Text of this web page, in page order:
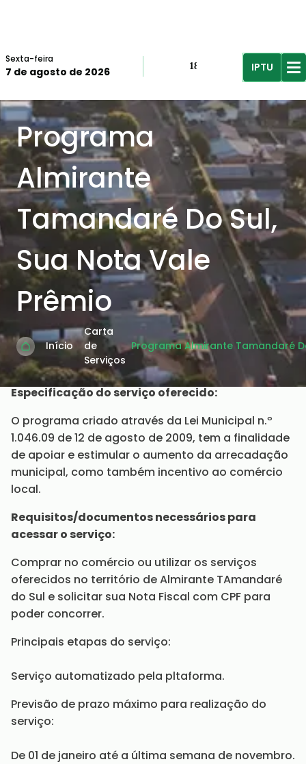
Sexta-feira
7 de agosto de 2026 18º
R$61,96IPTU
Programa
Almirante
Tamandaré Do Sul,
Sua Nota Vale
Prêmio
Início
Carta
de
Serviços
Programa Almirante Tamandaré
Especificação do serviço oferecido:
O programa criado através da Lei Municipal n.º
1.046.09 de 12 de agosto de 2009, tem a finalidade
de apoiar e estimular o aumento da arrecadação
municipal, como também incentivo ao comércio
local.
Requisitos/documentos necessários para
acessar o serviço:
Comprar no comércio ou utilizar os serviços
oferecidos no território de Almirante TAmandaré
do Sul e solicitar sua Nota Fiscal com CPF para
poder concorrer.
Principais etapas do serviço:
Serviço automatizado pela pltaforma.
Previsão de prazo máximo para realização do
serviço:
De 01 de janeiro até a última semana de novembro.